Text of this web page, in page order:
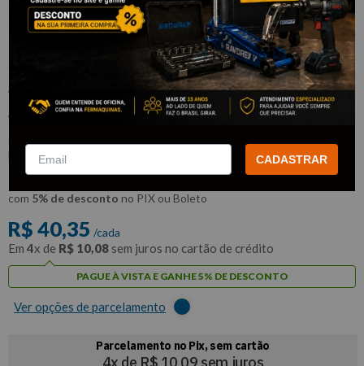
Jogo Chave Allen Extra Longa 9 Pçs 2
A 12mm - MTX
:123089
MTX
R$38,33
com 5% de desconto no PIX ou Boleto
R$ 40,35 /cada
Em 4x de R$ 10,08 sem juros no cartão de crédito
PAGUE À VISTA E GANHE 5% DE DESCONTO
Ver opções de parcelamento
CADASTRAR